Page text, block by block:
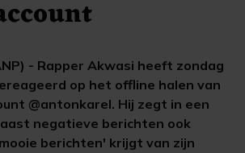
- Rapper Akwasi heeft zondag
op het offline halen van
@antonkarel. Hij zegt in een
negatieve berichten ook
berichten' krijgt van zijn